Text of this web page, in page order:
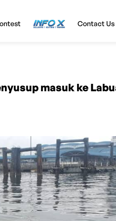
InfoX Contact Us
masuk ke